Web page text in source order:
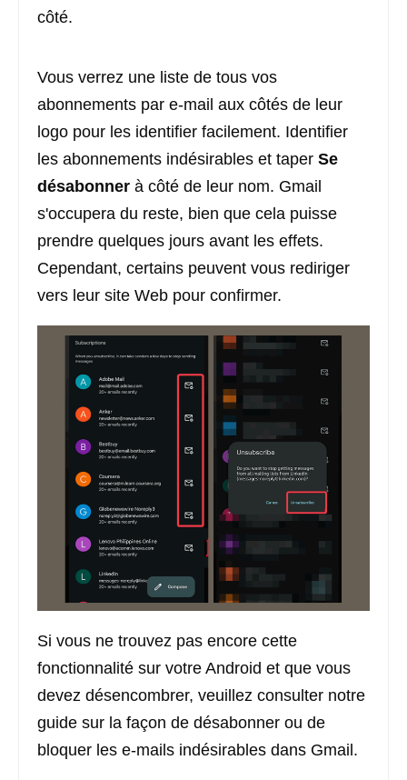
côté.
Vous verrez une liste de tous vos
abonnements par e-mail aux côtés de leur
logo pour les identifier facilement. Identifier
les abonnements indésirables et taper Se
désabonner à côté de leur nom. Gmail
s'occupera du reste, bien que cela puisse
prendre quelques jours avant les effets.
Cependant, certains peuvent vous rediriger
vers leur site Web pour confirmer.
Si vous ne trouvez pas encore cette
fonctionnalité sur votre Android et que vous
devez désencombrer, veuillez consulter notre
guide sur la façon de désabonner ou de
bloquer les e-mails indésirables dans Gmail.